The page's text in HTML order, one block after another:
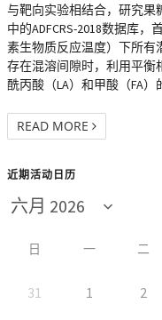
与靶向实验相结合，研究果
中的ADFCRS-2018数据库
素生物质反应温度）下所有
存在混溶间隙时，利用平衡
酰丙酸（LA）和甲酸（FA
READ MORE
近期活动日历
日 一 二
31 1 2